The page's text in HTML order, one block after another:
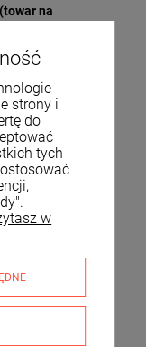
na
strony i
do
tych
w